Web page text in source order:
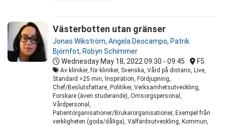
Västerbotten utan gränser
Jonas Wikström, Angela Deocampo, Patrik
Björnfot, Robyn Schimmer
Wednesday May 18, 2022 09:30 - 09:45 F5
Av kliniker, för kliniker, Svenska, Vård på distans, Live,
Standard >25 min, Inspiration, Fördjupning,
Chef/Beslutsfattare, Politiker, Verksamhetsutveckling,
Forskare (även studerande), Omsorgspersonal,
Vårdpersonal,
Patientorganisationer/Brukarorganisationer, Exempel från
verkligheten (goda/dåliga), Välfärdsutveckling, Kommun,